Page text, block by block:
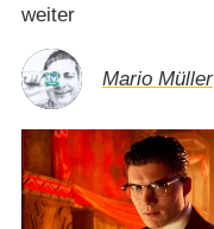
weiter
Mario Müller